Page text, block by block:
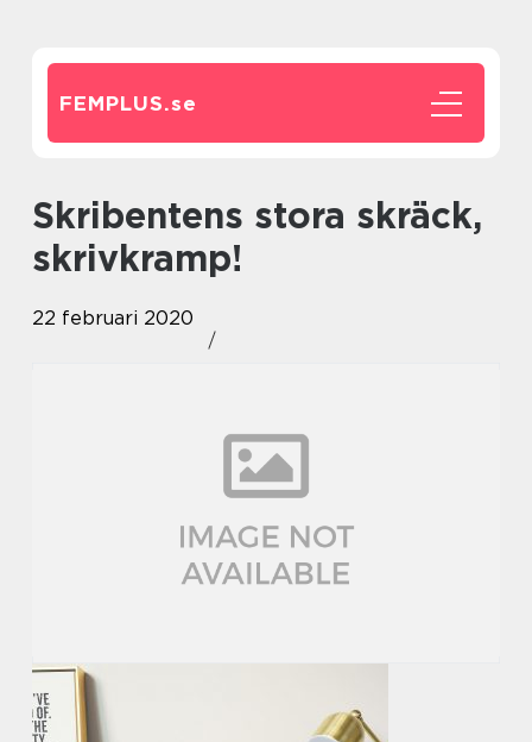
FEMPLUS.se
Skribentens stora skräck,
skrivkramp!
22 februari 2020